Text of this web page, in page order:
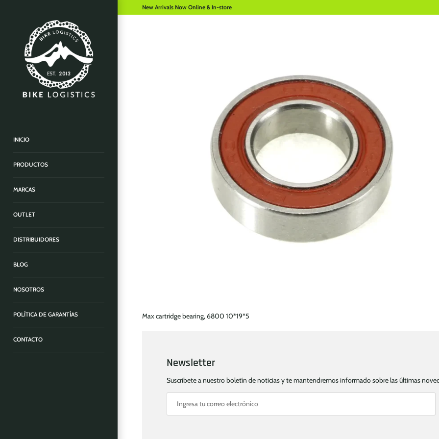
New Arrivals Now Online & In-store
INICIO
PRODUCTOS
MARCAS
OUTLET
DISTRIBUIDORES
BLOG
NOSOTROS
POLÍTICA DE GARANTÍAS
CONTACTO
Max cartridge bearing, 6800 10*19*5
Newsletter
Suscríbete a nuestro boletín de noticias y te mantendremos informado sobre las últimas